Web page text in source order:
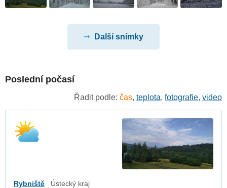
Další snímky
Poslední počasí
Řadit podle: čas, teplota, fotografie, video
Rybniště Ústecký kraj